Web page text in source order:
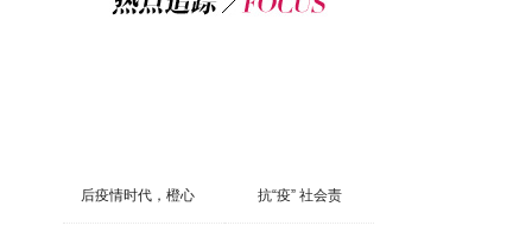
后疫情时代，橙心 抗“疫” 社会责